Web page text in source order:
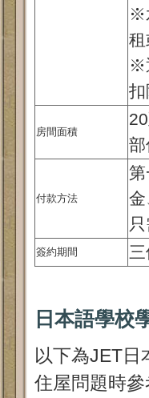
※
租
※
扣
房間面積
付款方法
簽約期間
日本語學校
以下為JET日
住屋問題時參